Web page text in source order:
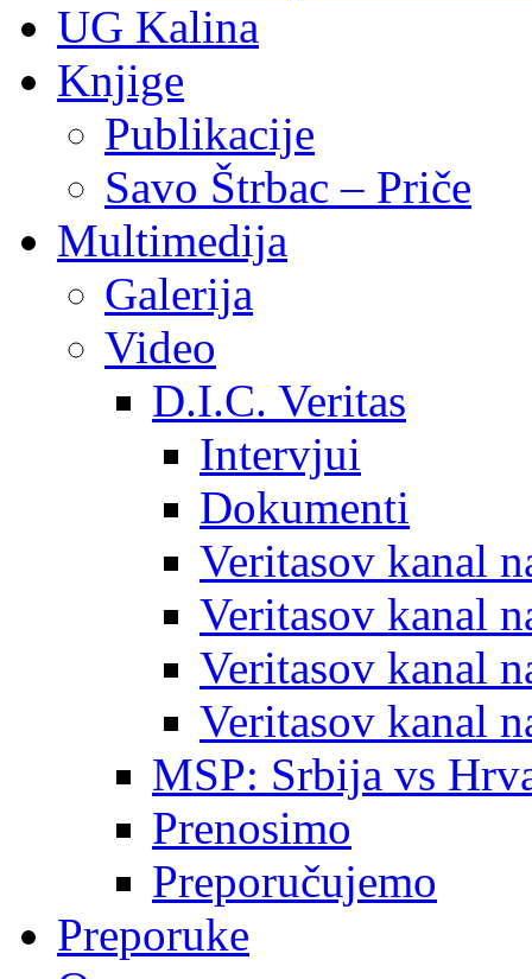
UG Kalina
Knjige
Publikacije
Savo Štrbac – Priče
Multimedija
Galerija
Video
D.I.C. Veritas
Intervjui
Dokumenti
Veritasov kanal
Veritasov kanal
Veritasov kanal
Veritasov kanal
MSP: Srbija vs
Prenosimo
Preporučujemo
Preporuke